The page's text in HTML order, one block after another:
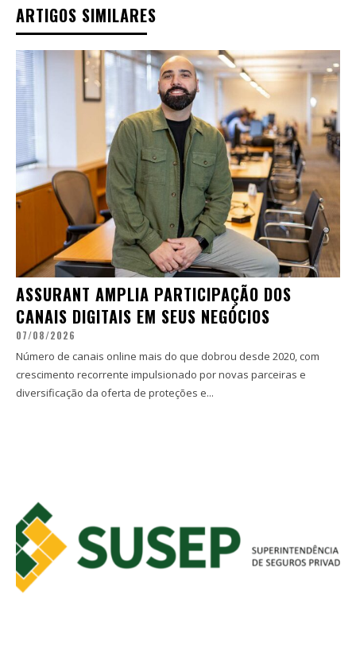
ARTIGOS SIMILARES
ASSURANT AMPLIA PARTICIPAÇÃO DOS
CANAIS DIGITAIS EM SEUS NEGÓCIOS
07/08/2026
Número de canais online mais do que dobrou desde 2020, com
crescimento recorrente impulsionado por novas parceiras e
diversificação da oferta de proteções e...